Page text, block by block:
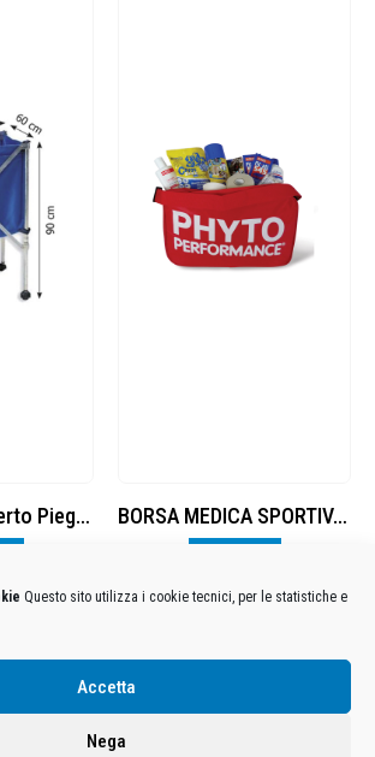
Questo sito utilizza i cookie tecnici, per le statistiche e
Accetta
Nega
Contenitore Aperto Pieghevole BORSA MEDICA SPORTIVA 2 pezzi
Generali di Utilizzo-Cookies-Privacy
Iscr. Reg. Imp. Monza e Brianza 02137480964 - R.E.A. MB-1370021 -